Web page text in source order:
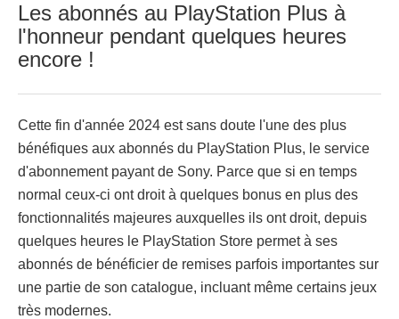
Les abonnés au PlayStation Plus à
l'honneur pendant quelques heures
encore !
Cette fin d'année 2024 est sans doute l'une des plus
bénéfiques aux abonnés du PlayStation Plus, le service
d'abonnement payant de Sony. Parce que si en temps
normal ceux-ci ont droit à quelques bonus en plus des
fonctionnalités majeures auxquelles ils ont droit, depuis
quelques heures le PlayStation Store permet à ses
abonnés de bénéficier de remises parfois importantes sur
une partie de son catalogue, incluant même certains jeux
très modernes.